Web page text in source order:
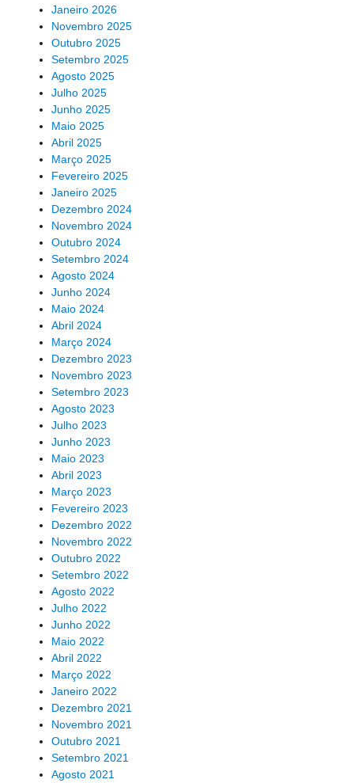
Janeiro 2026
Novembro 2025
Outubro 2025
Setembro 2025
Agosto 2025
Julho 2025
Junho 2025
Maio 2025
Abril 2025
Março 2025
Fevereiro 2025
Janeiro 2025
Dezembro 2024
Novembro 2024
Outubro 2024
Setembro 2024
Agosto 2024
Junho 2024
Maio 2024
Abril 2024
Março 2024
Dezembro 2023
Novembro 2023
Setembro 2023
Agosto 2023
Julho 2023
Junho 2023
Maio 2023
Abril 2023
Março 2023
Fevereiro 2023
Dezembro 2022
Novembro 2022
Outubro 2022
Setembro 2022
Agosto 2022
Julho 2022
Junho 2022
Maio 2022
Abril 2022
Março 2022
Janeiro 2022
Dezembro 2021
Novembro 2021
Outubro 2021
Setembro 2021
Agosto 2021